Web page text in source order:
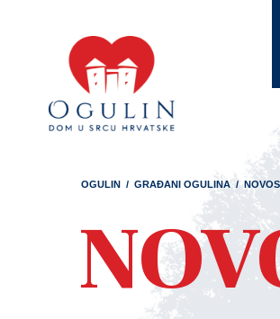
OGULIN / GRAĐANI OGULINA /